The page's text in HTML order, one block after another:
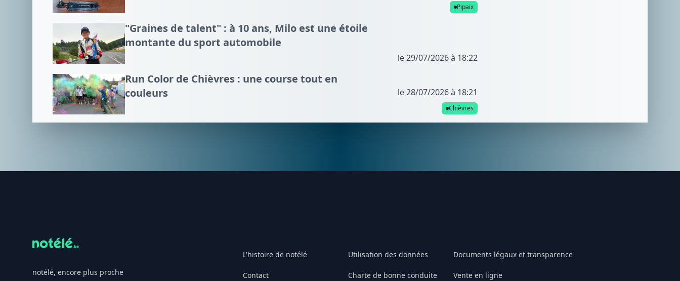
Pipaix
"Graines de talent" : à 10 ans, Milo est une étoile
montante du sport automobile
le 29/07/2026 à 18:22
Run Color de Chièvres : une course tout en
couleurs
le 28/07/2026 à 18:21
Chièvres
notélé, encore plus proche
L'histoire de notélé
Contact
Utilisation des données
Charte de bonne conduite
Documents légaux et transparence
Vente en ligne